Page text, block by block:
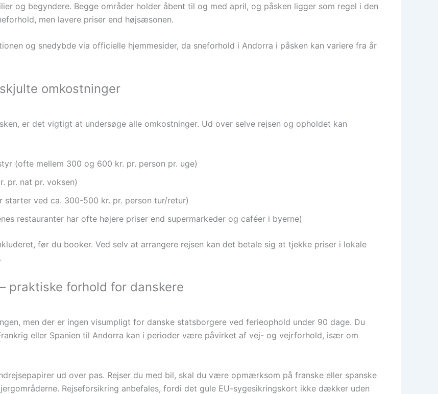
og begyndere. Begge områder holder åbent til og med april, og påsken ligger som regel i den
men lavere priser end højsæsonen.
og snedybde via officielle hjemmesider, da sneforhold i Andorra i påsken kan variere fra år
omkostninger
er det vigtigt at undersøge alle omkostninger. Ud over selve rejsen og opholdet kan
(ofte mellem 300 og 600 kr. pr. person pr. uge)
pr. nat pr. voksen)
starter ved ca. 300-500 kr. pr. person tur/retur)
restauranter har ofte højere priser end supermarkeder og caféer i byerne)
før du booker. Ved selv at arrangere rejsen kan det betale sig at tjekke priser i lokale
praktiske forhold for danskere
men der er ingen visumpligt for danske statsborgere ved ferieophold under 90 dage. Du
eller Spanien til Andorra kan i perioder være påvirket af vej- og vejrforhold, især om
ud over pas. Rejser du med bil, skal du være opmærksom på franske eller spanske
Rejseforsikring anbefales, fordi det gule EU-sygesikringskort ikke dækker uden